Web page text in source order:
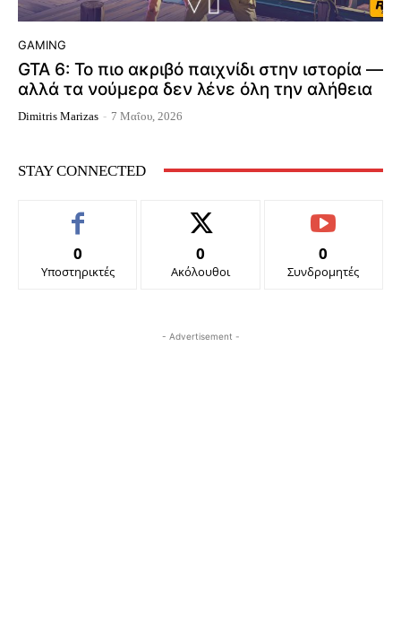
GAMING
GTA 6: Το πιο ακριβό παιχνίδι στην ιστορία —
αλλά τα νούμερα δεν λένε όλη την αλήθεια
Dimitris Marizas - 7 Μαΐου, 2026
STAY CONNECTED
0
Υποστηρικτές
0
Ακόλουθοι
0
Συνδρομητές
- Advertisement -